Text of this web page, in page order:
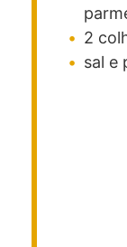
2
sal e